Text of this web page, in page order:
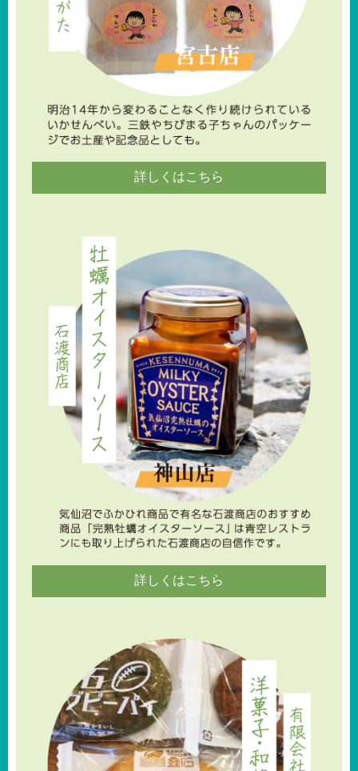
詳しくはこちら
詳しくはこちら